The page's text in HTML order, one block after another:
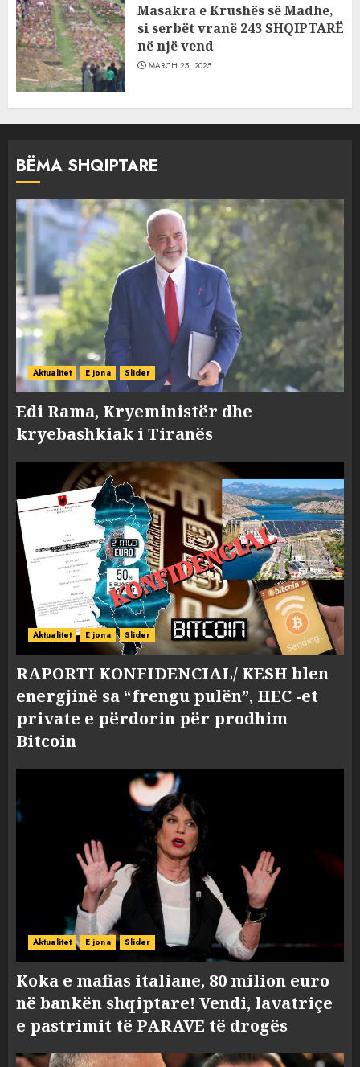
Masakra e Krushës së Madhe,
si serbët vranë 243 SHQIPTARË
në një vend
MARCH 25, 2025
BËMA SHQIPTARE
Aktualitet E jona Slider
Edi Rama, Kryeministër dhe
kryebashkiak i Tiranës
Aktualitet E jona Slider
RAPORTI KONFIDENCIAL/ KESH blen
energjinë sa “frengu pulën”, HEC -et
private e përdorin për prodhim
Bitcoin
Aktualitet E jona Slider
Koka e mafias italiane, 80 milion euro
në bankën shqiptare! Vendi, lavatriçe
e pastrimit të PARAVE të drogës